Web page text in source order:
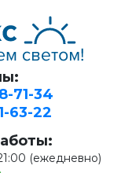
71-34
63-22
(ежедневно)